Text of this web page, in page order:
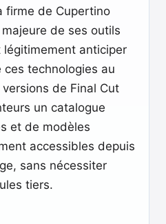
firme de Cupertino
de ses outils
légitimement anticiper
technologies au
de Final Cut
un catalogue
et de modèles
accessibles depuis
sans nécessiter
tiers.